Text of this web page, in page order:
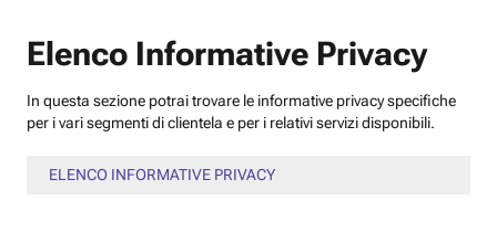
Elenco Informative Privacy
In questa sezione potrai trovare le informative privacy specifiche
per i vari segmenti di clientela e per i relativi servizi disponibili.
ELENCO INFORMATIVE PRIVACY